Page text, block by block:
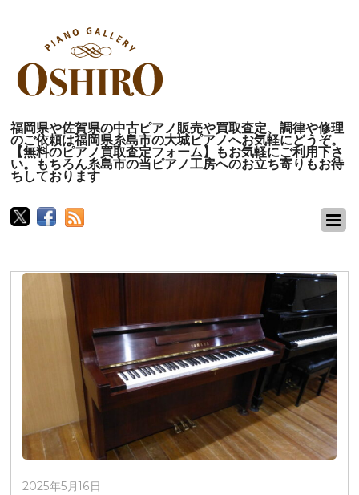
福岡県や佐賀県の中古ピアノ販売や買取査定、調律や修理
のご依頼は福岡県糸島市の大城ピアノへお気軽にどうぞ。
【無料のピアノ買取査定フォーム】もお気軽にご利用下さ
い。もちろん糸島市の当ピアノ工房へのお立ち寄りもお待
ちしております
2025年5月16日